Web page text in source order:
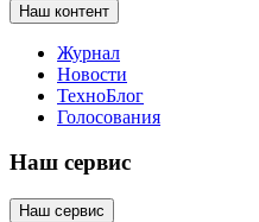
Наш контент
Журнал
Новости
ТехноБлог
Голосования
Наш сервис
Наш сервис